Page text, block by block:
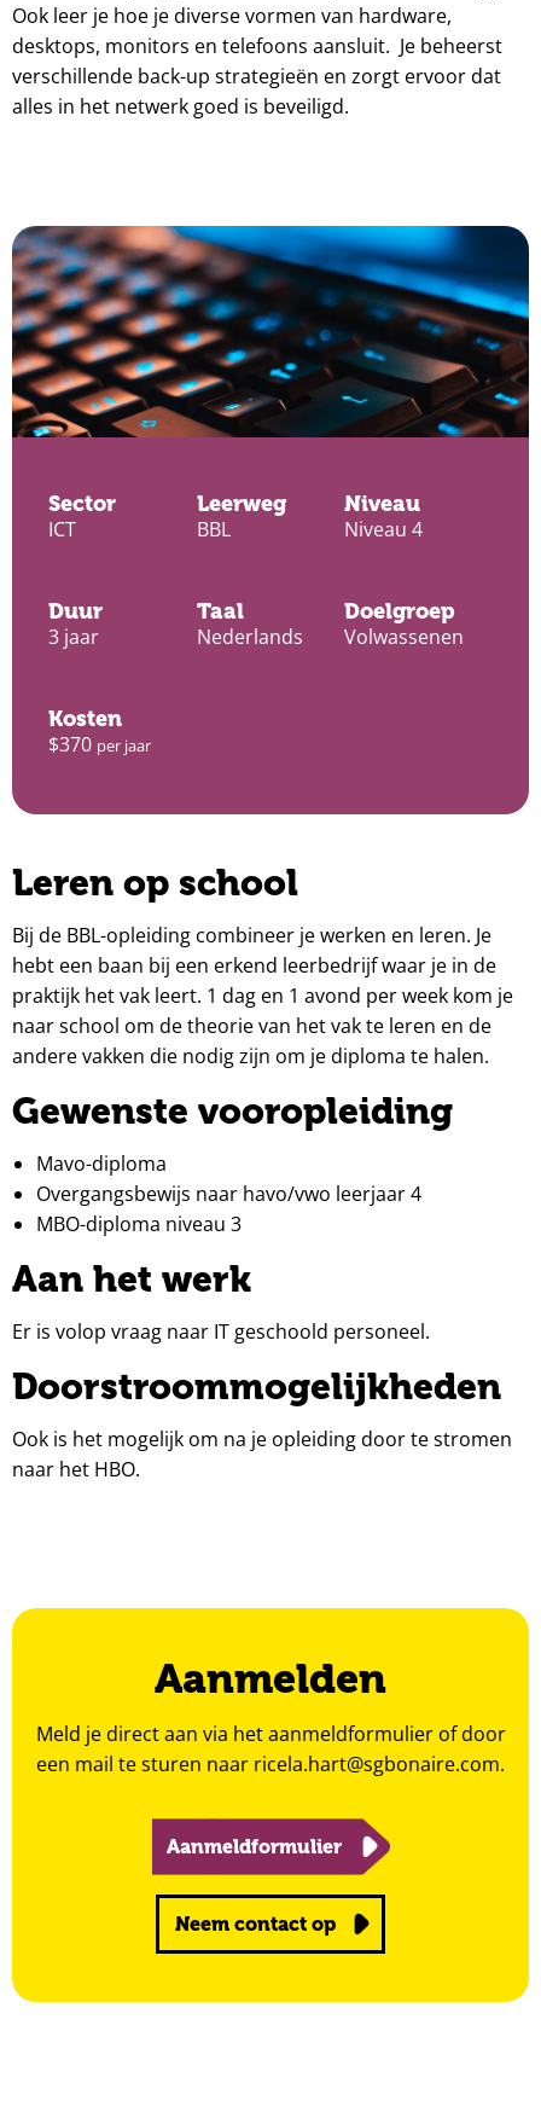
Ook leer je hoe je diverse vormen van hardware,
desktops, monitors en telefoons aansluit. Je beheerst
verschillende back-up strategieën en zorgt ervoor dat
alles in het netwerk goed is beveiligd.
Sector
ICT
Leerweg
BBL
Niveau
Niveau 4
Duur
3 jaar
Taal
Nederlands
Doelgroep
Volwassenen
Kosten
$370 per jaar
Leren op school
Bij de BBL-opleiding combineer je werken en leren. Je
hebt een baan bij een erkend leerbedrijf waar je in de
praktijk het vak leert. 1 dag en 1 avond per week kom je
naar school om de theorie van het vak te leren en de
andere vakken die nodig zijn om je diploma te halen.
Gewenste vooropleiding
Mavo-diploma
Overgangsbewijs naar havo/vwo leerjaar 4
MBO-diploma niveau 3
Aan het werk
Er is volop vraag naar IT geschoold personeel.
Doorstroommogelijkheden
Ook is het mogelijk om na je opleiding door te stromen
naar het HBO.
Aanmelden
Meld je direct aan via het aanmeldformulier of door
een mail te sturen naar ricela.hart@sgbonaire.com.
Aanmeldformulier
Neem contact op